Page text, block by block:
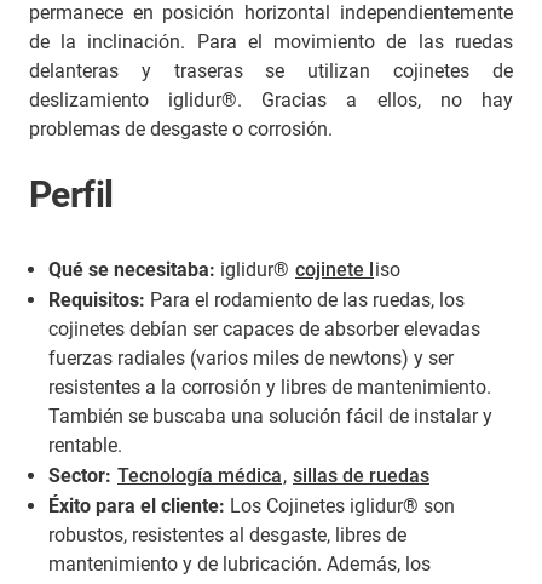
permanece en posición horizontal independientemente
de la inclinación. Para el movimiento de las ruedas
delanteras y traseras se utilizan cojinetes de
deslizamiento iglidur®. Gracias a ellos, no hay
problemas de desgaste o corrosión.
Perfil
Qué se necesitaba: iglidur® cojinete liso
Requisitos: Para el rodamiento de las ruedas, los
cojinetes debían ser capaces de absorber elevadas
fuerzas radiales (varios miles de newtons) y ser
resistentes a la corrosión y libres de mantenimiento.
También se buscaba una solución fácil de instalar y
rentable.
Sector: Tecnología médica, sillas de ruedas
Éxito para el cliente: Los Cojinetes iglidur® son
robustos, resistentes al desgaste, libres de
mantenimiento y de lubricación. Además, los